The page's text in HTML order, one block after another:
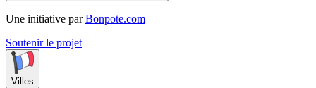
Une initiative par Bonpote.com
Soutenir le projet
Villes